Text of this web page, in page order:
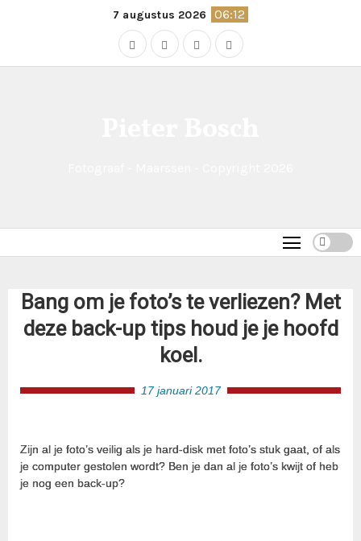
7 augustus 2026 06:12
Bang om je foto’s te verliezen? Met
deze back-up tips houd je je hoofd
koel.
17 januari 2017
Zijn al je foto’s veilig als je hard-disk met foto’s stuk gaat, of als
je computer gestolen wordt? Ben je dan al je foto’s kwijt of heb
je nog een back-up?